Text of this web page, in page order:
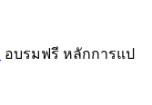
อบรมฟรี หลักการแป